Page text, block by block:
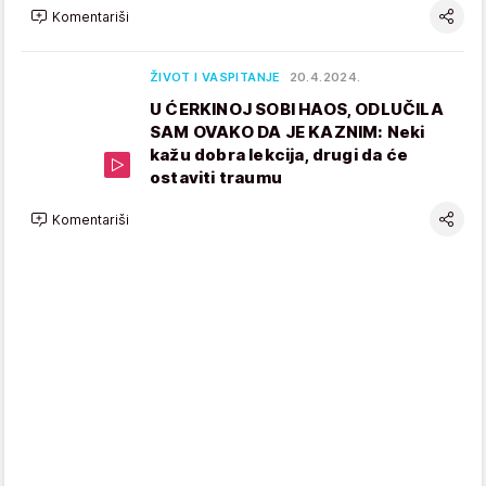
Komentariši
ŽIVOT I VASPITANJE 20.4.2024.
U ĆERKINOJ SOBI HAOS, ODLUČILA
SAM OVAKO DA JE KAZNIM: Neki
kažu dobra lekcija, drugi da će
ostaviti traumu
Komentariši